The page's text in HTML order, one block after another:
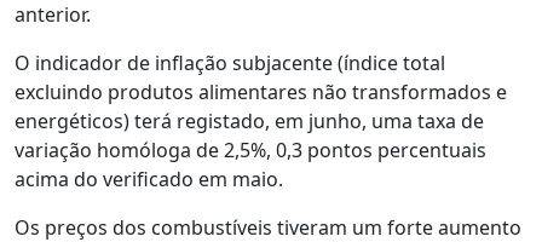
anterior.
O indicador de inflação subjacente (índice total
excluindo produtos alimentares não transformados e
energéticos) terá registado, em junho, uma taxa de
variação homóloga de 2,5%, 0,3 pontos percentuais
acima do verificado em maio.
Os preços dos combustíveis tiveram um forte aumento